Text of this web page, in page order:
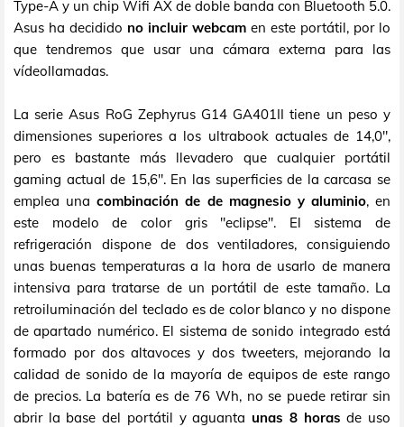
Type-A y un chip Wifi AX de doble banda con Bluetooth 5.0.
Asus ha decidido no incluir webcam en este portátil, por lo
que tendremos que usar una cámara externa para las
vídeollamadas.
La serie Asus RoG Zephyrus G14 GA401II tiene un peso y
dimensiones superiores a los ultrabook actuales de 14,0",
pero es bastante más llevadero que cualquier portátil
gaming actual de 15,6". En las superficies de la carcasa se
emplea unacombinación de de magnesio y aluminio, en
este modelo de color gris "eclipse". El sistema de
refrigeración dispone de dos ventiladores, consiguiendo
unas buenas temperaturas a la hora de usarlo de manera
intensiva para tratarse de un portátil de este tamaño. La
retroiluminación del teclado es de color blanco y no dispone
de apartado numérico. El sistema de sonido integrado está
formado por dos altavoces y dos tweeters, mejorando la
calidad de sonido de la mayoría de equipos de este rango
de precios. La batería es de 76 Wh, no se puede retirar sin
abrir la base del portátil y aguanta unas 8 horas de uso